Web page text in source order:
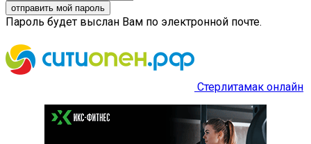
Пароль будет выслан Вам по электронной почте.
Стерлитамак онлайн